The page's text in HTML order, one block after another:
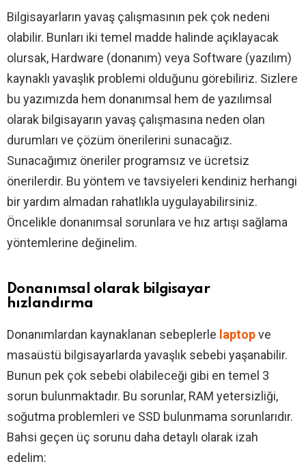
Bilgisayarların yavaş çalışmasının pek çok nedeni
olabilir. Bunları iki temel madde halinde açıklayacak
olursak, Hardware (donanım) veya Software (yazılım)
kaynaklı yavaşlık problemi olduğunu görebiliriz. Sizlere
bu yazımızda hem donanımsal hem de yazılımsal
olarak bilgisayarın yavaş çalışmasına neden olan
durumları ve çözüm önerilerini sunacağız.
Sunacağımız öneriler programsız ve ücretsiz
önerilerdir. Bu yöntem ve tavsiyeleri kendiniz herhangi
bir yardım almadan rahatlıkla uygulayabilirsiniz.
Öncelikle donanımsal sorunlara ve hız artışı sağlama
yöntemlerine değinelim.
Donanımsal olarak bilgisayar
hızlandırma
Donanımlardan kaynaklanan sebeplerle laptopve
masaüstü bilgisayarlarda yavaşlık sebebi yaşanabilir.
Bunun pek çok sebebi olabileceği gibi en temel 3
sorun bulunmaktadır. Bu sorunlar, RAM yetersizliği,
soğutma problemleri ve SSD bulunmama sorunlarıdır.
Bahsi geçen üç sorunu daha detaylı olarak izah
edelim: